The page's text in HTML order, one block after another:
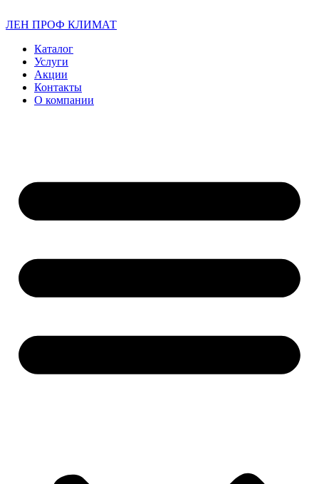
ЛЕН ПРОФ КЛИМАТ
Каталог
Услуги
Акции
Контакты
О компании